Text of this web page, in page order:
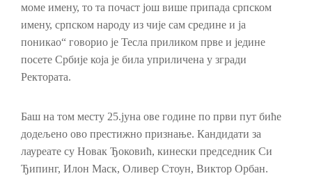
моме имену, то та почаст још више припада српском
имену, српском народу из чије сам средине и ја
поникао“ говорио је Тесла приликом прве и једине
посете Србије која је била уприличена у згради
Ректората.
Баш на том месту 25.јуна ове године по први пут биће
додељено ово престижно признање. Кандидати за
лауреате су Новак Ђоковић, кинески председник Си
Ђипинг, Илон Маск, Оливер Стоун, Виктор Орбан.